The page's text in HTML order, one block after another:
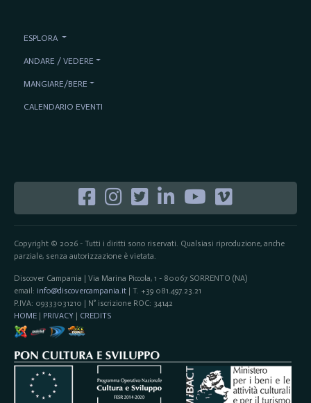
Copyright © 2026 - Tutti i diritti sono riservati. Qualsiasi riproduzione, anche
parziale, senza autorizzazione è vietata.
Discover Campania | Via Marina Piccola, 1 - 80067 SORRENTO (NA)
email: info@discovercampania.it| T. +39 081.497.23.21
P.IVA: 09333031210 | N° iscrizione ROC: 34142
HOME| PRIVACY | CREDITS
ESPLORA
ANDARE / VEDERE
MANGIARE/BERE
CALENDARIO EVENTI